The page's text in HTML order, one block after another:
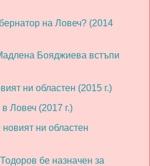
на Ловеч? (2014
Бояджиева встъпи
ни областен (2015 г.)
Ловеч (2017 г.)
новият ни областен
бе назначен за